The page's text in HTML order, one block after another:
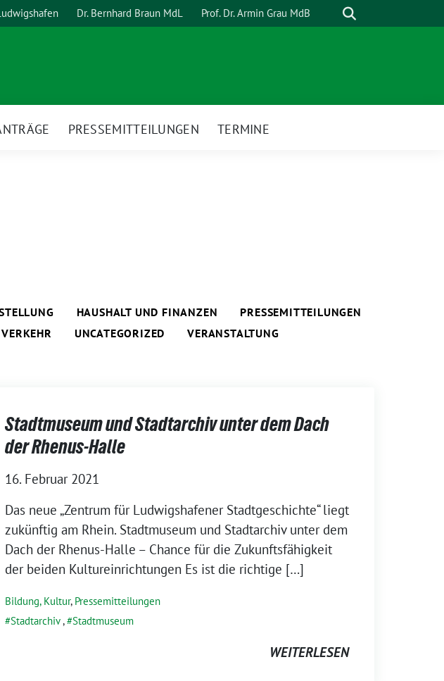
Dr. Bernhard Braun MdL Prof. Dr. Armin Grau MdB Suche
PRESSEMITTEILUNGEN TERMINE
HAUSHALT UND FINANZEN
PRESSEMITTEILUNGEN
UNCATEGORIZED VERANSTALTUNG
Stadtmuseum und Stadtarchiv unter dem Dach
der Rhenus-Halle
16. Februar 2021
Das neue „Zentrum für Ludwigshafener Stadtgeschichte“ liegt
zukünftig am Rhein. Stadtmuseum und Stadtarchiv unter dem
Dach der Rhenus-Halle – Chance für die Zukunftsfähigkeit
der beiden Kultureinrichtungen Es ist die richtige […]
Bildung, Kultur, Pressemitteilungen
Stadtarchiv, Stadtmuseum
WEITERLESEN